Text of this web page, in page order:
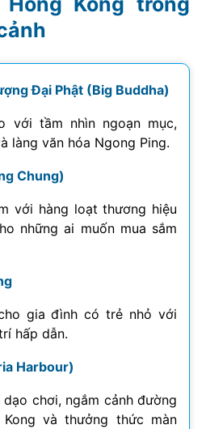
Đại Phật (Big Buddha)
với tầm nhìn ngoạn mục,
làng văn hóa Ngong Ping.
Chung)
với hàng loạt thương hiệu
những ai muốn mua sắm
gia đình có trẻ nhỏ với
hấp dẫn.
Harbour)
chơi, ngắm cảnh đường
và thưởng thức màn